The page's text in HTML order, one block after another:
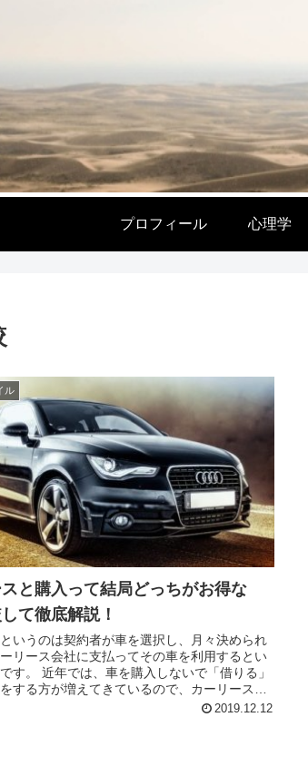
プロフィール 心理学
ル
と購入って結局どっちがお得な
て徹底解説！
いうのは契約者が車を選択し、月々決められ
リース会社に支払ってその車を利用するとい
す。 近年では、車を購入しないで「借りる」
する方が増えてきているので、カーリース界
2019.12.12